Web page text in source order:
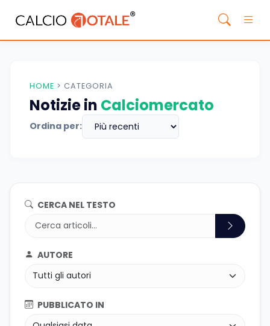
HOME > CATEGORIA
Notizie in Calciomercato
Ordina per:
CERCA NEL TESTO
AUTORE
PUBBLICATO IN